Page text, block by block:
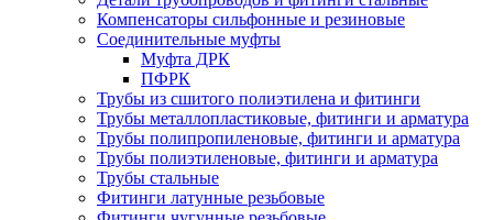
Компенсаторы сильфонные и резиновые
Соединительные муфты
Муфта ДРК
ПФРК
Трубы из сшитого полиэтилена и фитинги
Трубы металлопластиковые, фитинги и арматура
Трубы полипропиленовые, фитинги и арматура
Трубы полиэтиленовые, фитинги и арматура
Трубы стальные
Фитинги латунные резьбовые